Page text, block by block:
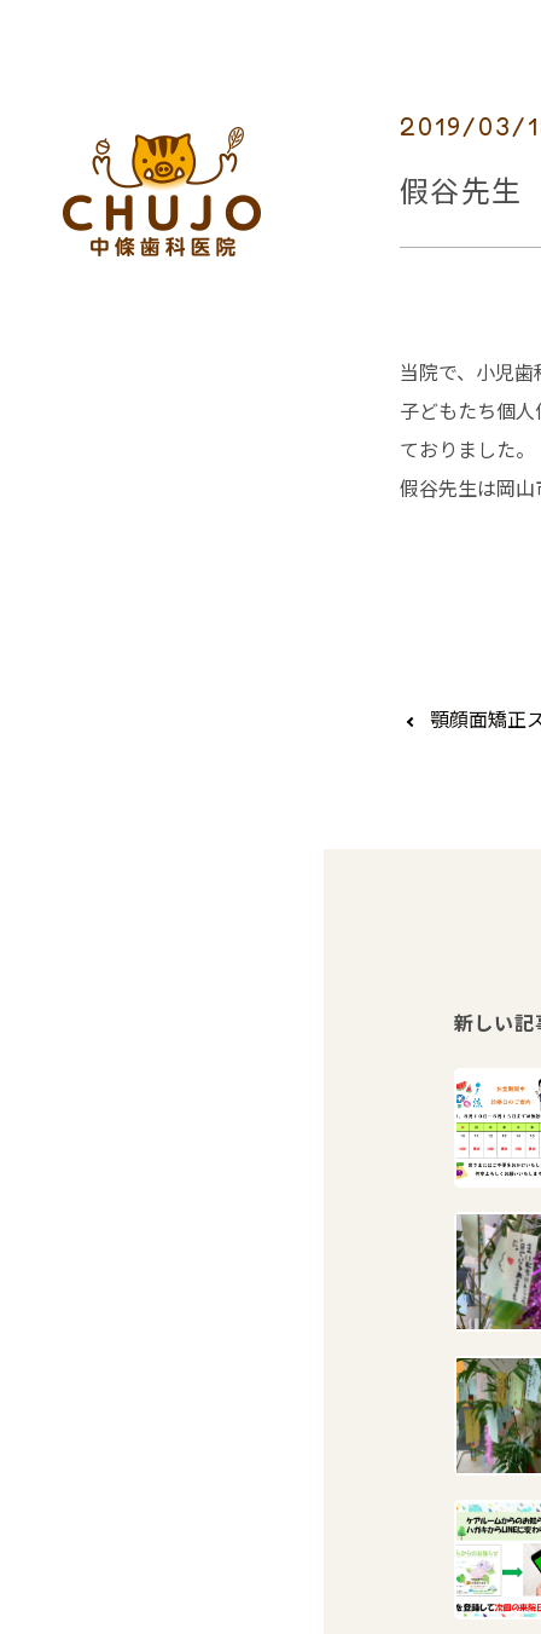
2019/03/
假谷先生
当院で、小児
子どもたち個
ておりました。
假谷先生は岡山
顎顔面矯正
新しい記